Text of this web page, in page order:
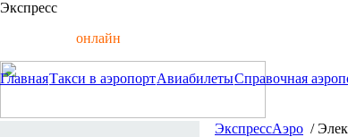
Экспресс
онлайн
ГлавнаяТакси в аэропортАвиабилетыСправочная
ЭкспрессАэро /